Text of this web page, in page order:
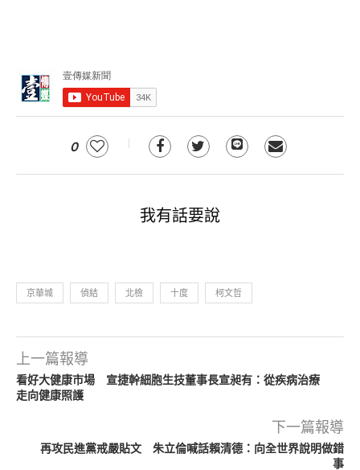
0
我有話要說
京華城 偵結 北檢 十度 柯文哲
上一篇報導
看好大健康市場 宣捷幹細胞生技董事長宣昶有：從疾病治療
走向健康照護
下一篇報導
再攻民進黨戒嚴貼文 朱立倫喊話賴清德：向全世界說明做錯
事